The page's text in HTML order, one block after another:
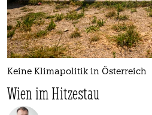
Keine Klimapolitik in Österreich
Wien im Hitzestau